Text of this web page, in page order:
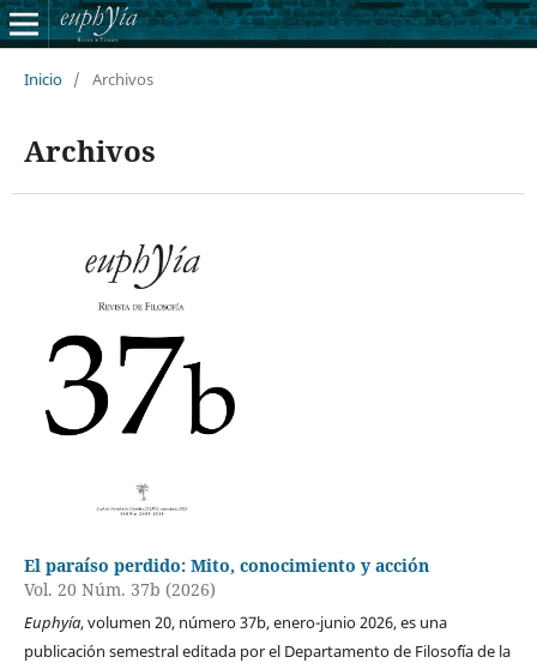
Inicio / Archivos
Archivos
El paraíso perdido: Mito, conocimiento y acción
Vol. 20 Núm. 37b (2026)
Euphyía, volumen 20, número 37b, enero-junio 2026, es una
publicación semestral editada por el Departamento de Filoso´fía de la